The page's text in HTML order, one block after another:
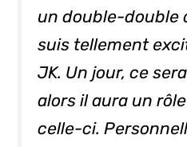
undouble-double
suis tellement
JK. Un jour, ce
alors il aura un
celle-ci.